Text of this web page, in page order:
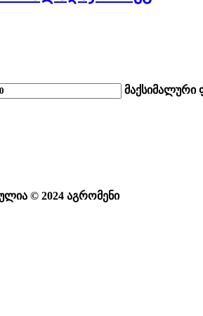
მაქსიმალური
© 2024 აგრომენი